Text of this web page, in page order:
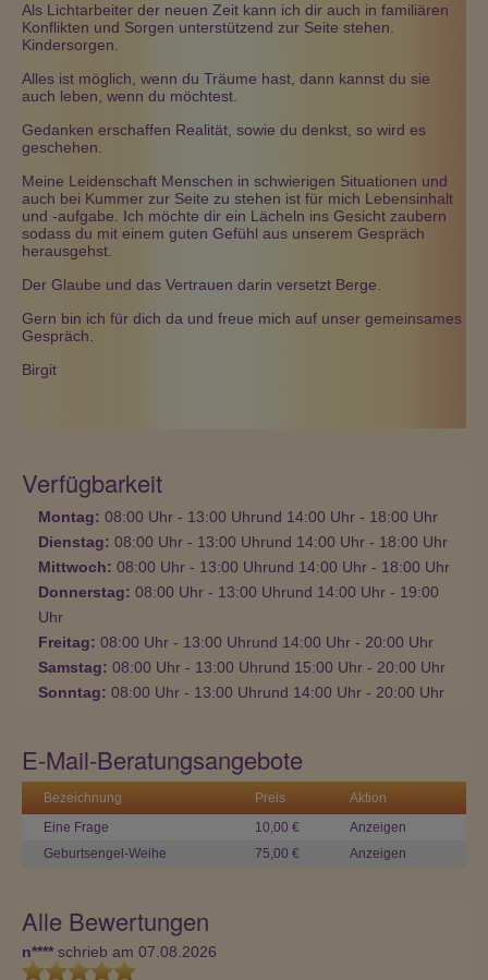
Als Lichtarbeiter der neuen Zeit kann ich dir auch in familiären
Konflikten und Sorgen unterstützend zur Seite stehen.
Kindersorgen.
Alles ist möglich, wenn du Träume hast, dann kannst du sie
auch leben, wenn du möchtest.
Gedanken erschaffen Realität, sowie du denkst, so wird es
geschehen.
Meine Leidenschaft Menschen in schwierigen Situationen und
auch bei Kummer zur Seite zu stehen ist für mich Lebensinhalt
und -aufgabe. Ich möchte dir ein Lächeln ins Gesicht zaubern
sodass du mit einem guten Gefühl aus unserem Gespräch
herausgehst.
Der Glaube und das Vertrauen darin versetzt Berge.
Gern bin ich für dich da und freue mich auf unser gemeinsames
Gespräch.
Birgit
Verfügbarkeit
Montag: 08:00 Uhr - 13:00 Uhrund 14:00 Uhr - 18:00 Uhr
Dienstag: 08:00 Uhr - 13:00 Uhrund 14:00 Uhr - 18:00 Uhr
Mittwoch: 08:00 Uhr - 13:00 Uhrund 14:00 Uhr - 18:00 Uhr
Donnerstag: 08:00 Uhr - 13:00 Uhrund 14:00 Uhr - 19:00
Uhr
Freitag: 08:00 Uhr - 13:00 Uhrund 14:00 Uhr - 20:00 Uhr
Samstag: 08:00 Uhr - 13:00 Uhrund 15:00 Uhr - 20:00 Uhr
Sonntag: 08:00 Uhr - 13:00 Uhrund 14:00 Uhr - 20:00 Uhr
E-Mail-Beratungsangebote
Bezeichnung Preis
Aktion
Eine Frage
10,00 €
Anzeigen
Geburtsengel-Weihe
75,00 € Anzeigen
Alle Bewertungen
n**** schrieb am 07.08.2026